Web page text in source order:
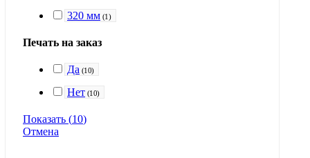
320 мм (1 )
Печать на заказ
Да (10)
Нет (10)
Показать (10)
Отмена